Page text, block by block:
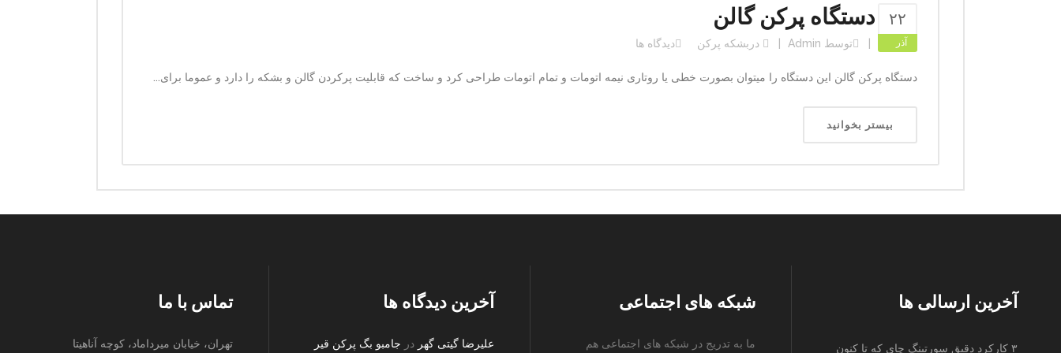
۲۲
آذر
​دستگاه پرکن گالن
توسط Admin در بشکه پرکن دیدگاه ها
​دستگاه پرکن گالن این دستگاه را میتوان بصورت خطی یا روتاری نیمه اتومات و تمام اتومات طراحی کرد و ساخت که قابلیت پرکردن گالن و بشکه را دارد و عموما برای...
بیستر بخوانید
تماس با ما
تهران، خیابان میرداماد، کوچه آناهیتا
آخرین دیدگاه ها
علیرضا گیتی گهر در جامبو بگ پرکن قیر
شبکه های اجتماعی
ما به تدریج در شبکه های اجتماعی هم
آخرین ارسالی ها
۳ کارکرد دقیق سورتینگ چای که تا کنون